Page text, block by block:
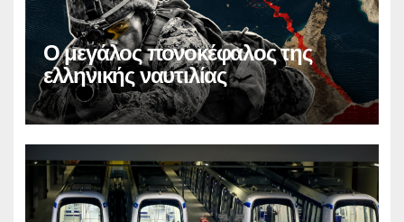
Ο μεγάλος πονοκέφαλος της
ελληνικής ναυτιλίας